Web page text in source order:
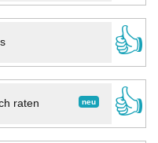
👍
neu
raten
👍